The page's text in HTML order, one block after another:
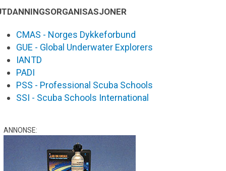
CMAS - Norges Dykkeforbund
GUE - Global Underwater Explorers
IANTD
PADI
PSS - Professional Scuba Schools
SSI - Scuba Schools International
ANNONSE: